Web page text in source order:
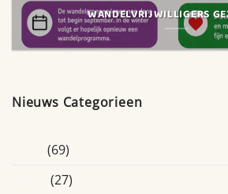
WANDELVRIJWILLIGERS
Nieuws Categorieen
(69)
(27)